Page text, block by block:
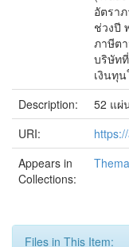
อัตรา
ช่วงปี
ภาษีต
บริษัท
เงินทุ
Description:
52 แผ่
URI:
Appears in
Collections:
Files in This Item: